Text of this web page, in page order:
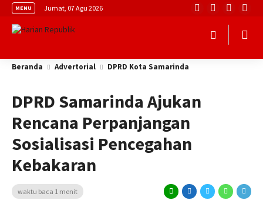
MENU Jumat, 07 Agu 2026
Beranda Advertorial DPRD Kota Samarinda
DPRD Samarinda Ajukan
Rencana Perpanjangan
Sosialisasi Pencegahan
Kebakaran
waktu baca 1 menit